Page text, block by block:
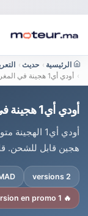
الرئيسية › حديث ›
›
أودي أي1 هجينة في المغرب : السعر والاستهلاك
أودي أي1 هجينة في المغرب : السعر والاستهلاك
أودي أي1
هجين قابل للشحن.
2 versions
🔥 1 version en promo